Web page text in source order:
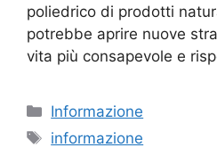
poliedrico di prodotti
potrebbe aprire nuove
vita più consapevole e
Categorie
Informazione
Tag
informazione